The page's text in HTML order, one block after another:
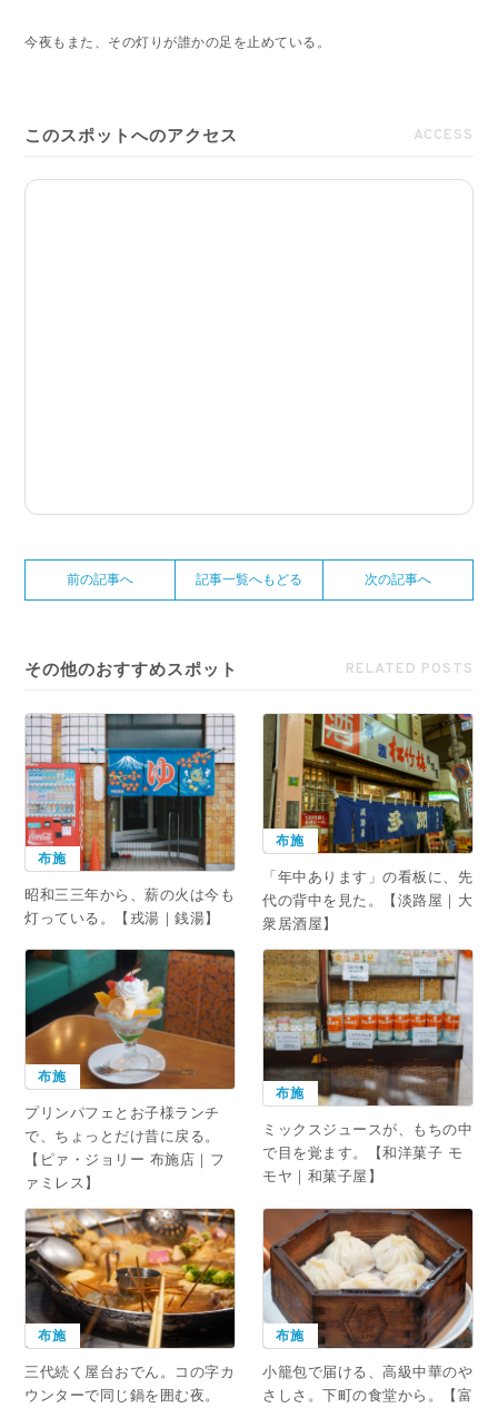
今夜もまた、その灯りが誰かの足を止めている。
このスポットへのアクセス ACCESS
前の記事へ 記事一覧へもどる 次の記事へ
その他のおすすめスポット RELATED POSTS
布施
昭和三三年から、薪の火は今も
灯っている。【戎湯｜銭湯】
布施
「年中あります」の看板に、先
代の背中を見た。【淡路屋｜大
衆居酒屋】
布施
プリンパフェとお子様ランチ
で、ちょっとだけ昔に戻る。
【ピァ・ジョリー 布施店｜フ
ァミレス】
布施
ミックスジュースが、もちの中
で目を覚ます。【和洋菓子 モ
モヤ｜和菓子屋】
布施
三代続く屋台おでん。コの字カ
ウンターで同じ鍋を囲む夜。
布施
小籠包で届ける、高級中華のや
さしさ。下町の食堂から。【富